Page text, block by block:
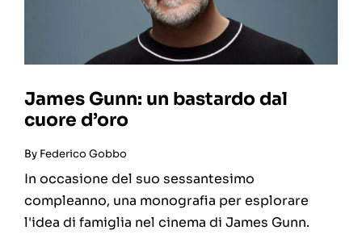
James Gunn: un bastardo dal
cuore d’oro
By Federico Gobbo
In occasione del suo sessantesimo
compleanno, una monografia per esplorare
l'idea di famiglia nel cinema di James Gunn.